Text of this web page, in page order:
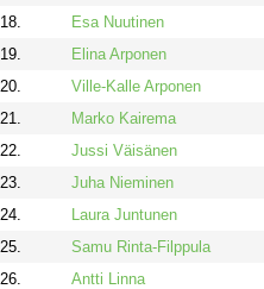
18.
Esa Nuutinen
19.
Elina Arponen
20.
Ville-Kalle Arponen
21.
Marko Kairema
22.
Jussi Väisänen
23.
Juha Nieminen
24.
Laura Juntunen
25.
Samu Rinta-Filppula
26.
Antti Linna